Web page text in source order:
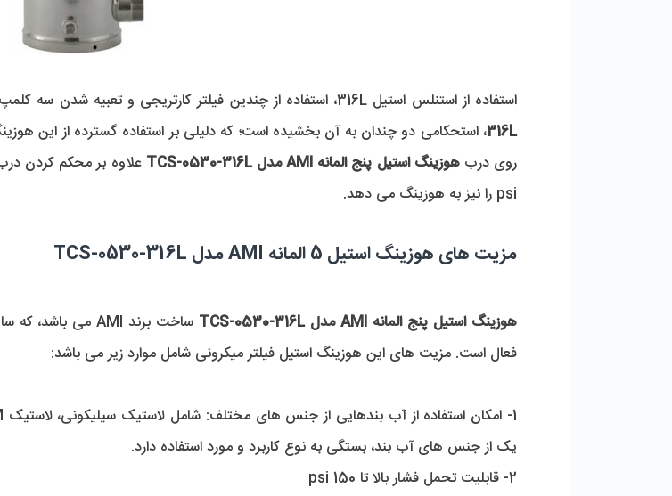
استفاده از استنلس استیل 316L، استفاده از چندین فیلتر کارتریجی و تعبیه شدن سه کلمپ بر روی درب
316L
روی درب هوزینگ استیل پنج المانه AMI مدل TCS-0530-316L
psi را نیز به هوزینگ می دهد.
مزیت های هوزینگ استیل 5 المانه AMI مدل TCS-0530-316L
هوزینگ استیل پنج المانه AMI مدل TCS-0530-316L
فعال است. مزیت های این هوزینگ استیل فیلتر میکرونی شامل موارد زیر می باشد:
یک از جنس های آب بند، بستگی به نوع کاربرد و مورد استفاده دارد.
2- قابلیت تحمل فشار بالا تا 150 psi